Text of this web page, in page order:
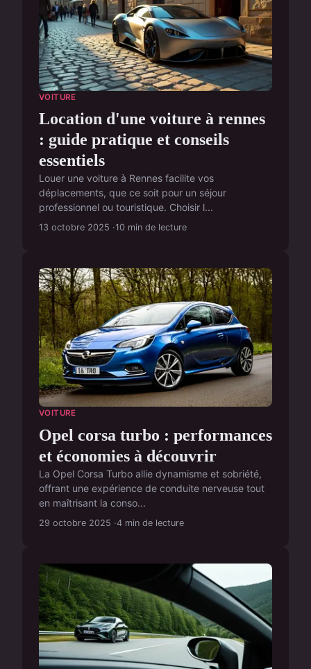
VOITURE
Location d'une voiture à rennes
: guide pratique et conseils
essentiels
Louer une voiture à Rennes facilite vos
déplacements, que ce soit pour un séjour
professionnel ou touristique. Choisir l...
13 octobre 2025 10 min de lecture
VOITURE
Opel corsa turbo : performances
et économies à découvrir
La Opel Corsa Turbo allie dynamisme et sobriété,
offrant une expérience de conduite nerveuse tout
en maîtrisant la conso...
29 octobre 2025 4 min de lecture